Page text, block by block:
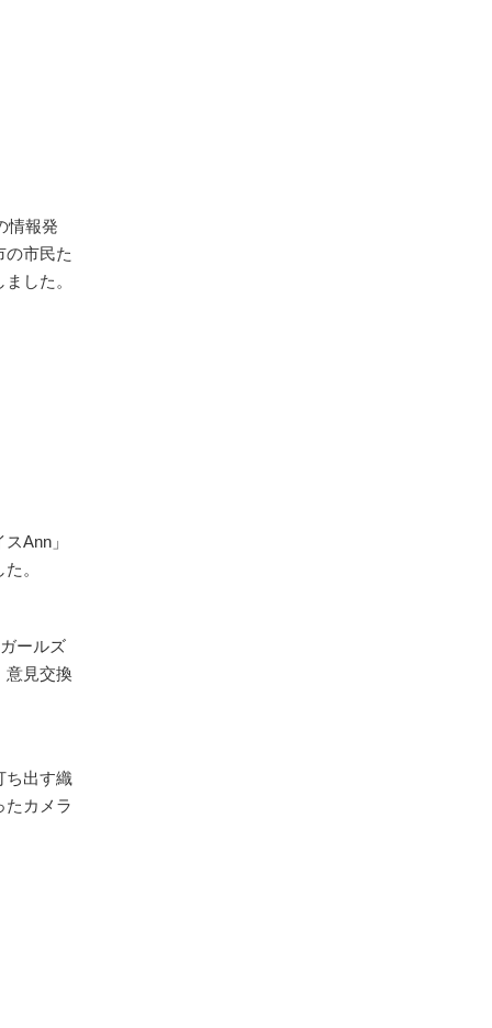
情報発
の市民た
した。
Ann」
。
ールズ
意見交換
ち出す織
たカメラ